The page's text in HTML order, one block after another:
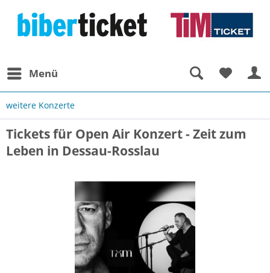
Menü
weitere Konzerte
Tickets für Open Air Konzert - Zeit zum
Leben in Dessau-Rosslau